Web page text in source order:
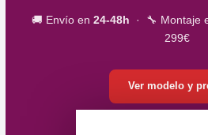
🚚 Envío en 24-48h · 🔧 Montaje
299€
Ver modelo y